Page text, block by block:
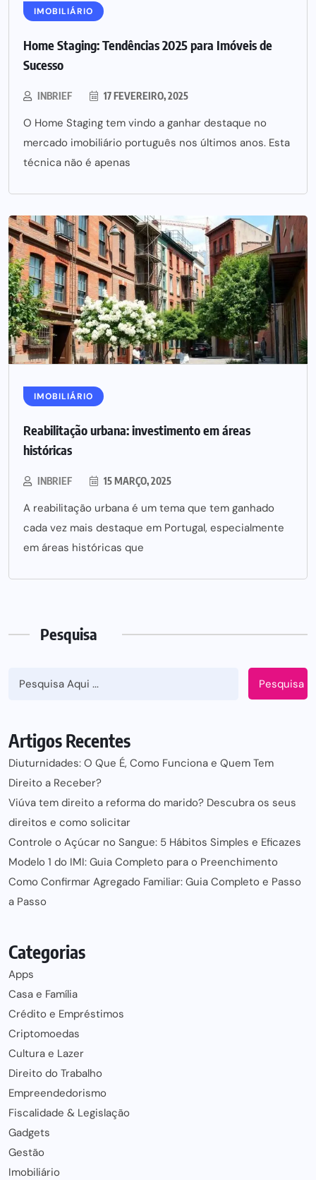
IMOBILIÁRIO
Home Staging: Tendências 2025 para Imóveis de
Sucesso
INBRIEF 17 FEVEREIRO, 2025
O Home Staging tem vindo a ganhar destaque no
mercado imobiliário português nos últimos anos. Esta
técnica não é apenas
IMOBILIÁRIO
Reabilitação urbana: investimento em áreas
históricas
INBRIEF 15 MARÇO, 2025
A reabilitação urbana é um tema que tem ganhado
cada vez mais destaque em Portugal, especialmente
em áreas históricas que
Pesquisa
Pesquisa
Artigos Recentes
Diuturnidades: O Que É, Como Funciona e Quem Tem
Direito a Receber?
Viúva tem direito a reforma do marido? Descubra os seus
direitos e como solicitar
Controle o Açúcar no Sangue: 5 Hábitos Simples e Eficazes
Modelo 1 do IMI: Guia Completo para o Preenchimento
Como Confirmar Agregado Familiar: Guia Completo e Passo
a Passo
Categorias
Apps
Casa e Família
Crédito e Empréstimos
Criptomoedas
Cultura e Lazer
Direito do Trabalho
Empreendedorismo
Fiscalidade & Legislação
Gadgets
Gestão
Imobiliário